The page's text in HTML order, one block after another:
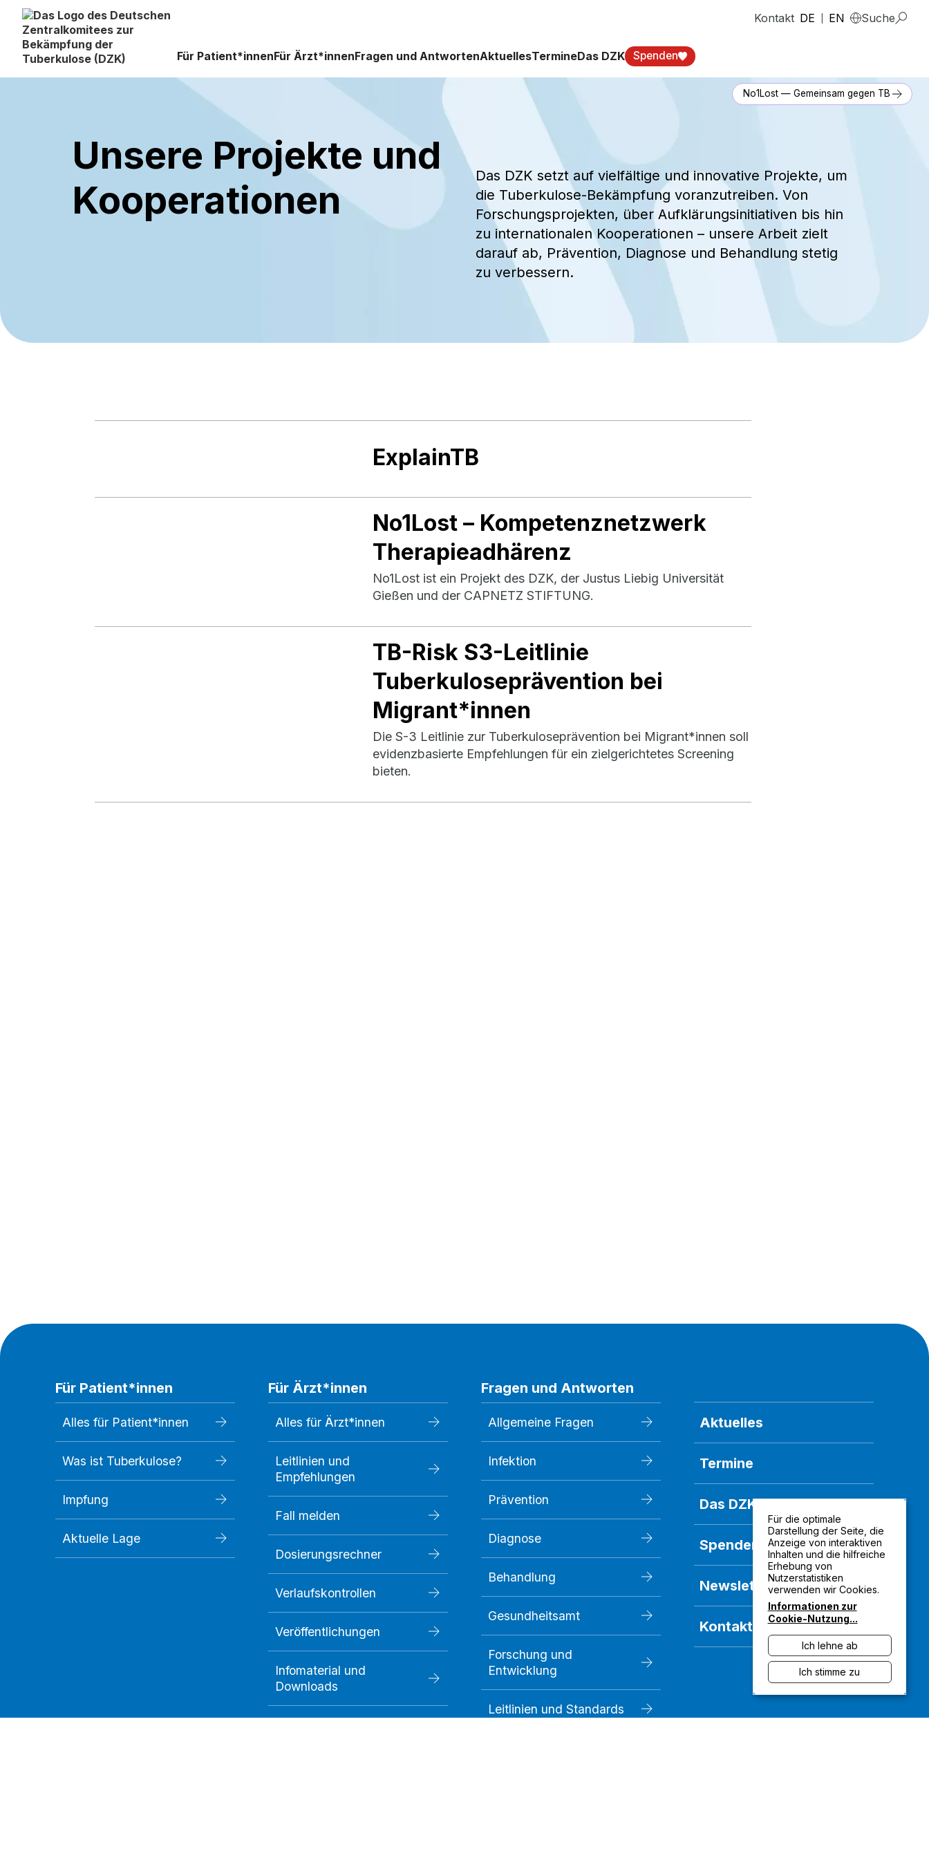
Kontakt DE EN Suche
Für Patient*innenFür Ärzt*innenFragen und AntwortenAktuellesTermineDas DZK Spenden
No1Lost — Gemeinsam gegen TB
Unsere Projekte und
Kooperationen
Das DZK setzt auf vielfältige und innovative Projekte, um
die Tuberkulose-Bekämpfung voranzutreiben. Von
Forschungsprojekten, über Aufklärungsinitiativen bis hin
zu internationalen Kooperationen – unsere Arbeit zielt
darauf ab, Prävention, Diagnose und Behandlung stetig
zu verbessern.
ExplainTB
No1Lost – Kompetenznetzwerk
Therapieadhärenz
No1Lost ist ein Projekt des DZK, der Justus Liebig Universität
Gießen und der CAPNETZ STIFTUNG.
TB-Risk S3-Leitlinie
Tuberkuloseprävention bei
Migrant*innen
Die S-3 Leitlinie zur Tuberkuloseprävention bei Migrant*innen soll
evidenzbasierte Empfehlungen für ein zielgerichtetes Screening
bieten.
Für Patient*innen
Alles für Patient*innen
Was ist Tuberkulose?
Impfung
Aktuelle Lage
Für Ärzt*innen
Alles für Ärzt*innen
Leitlinien und
Empfehlungen
Fall melden
Dosierungsrechner
Verlaufskontrollen
Veröffentlichungen
Infomaterial und
Downloads
Fragen und Antworten
Allgemeine Fragen
Infektion
Prävention
Diagnose
Behandlung
Gesundheitsamt
Forschung und
Entwicklung
Leitlinien und Standards
Aktuelles
Termine
Das DZK
Spenden
Newsletter
Kontakt
Für die optimale
Darstellung der Seite, die
Anzeige von interaktiven
Inhalten und die hilfreiche
Erhebung von
Nutzerstatistiken
verwenden wir Cookies.
Informationen zur
Cookie-Nutzung...
Ich lehne ab
Ich stimme zu